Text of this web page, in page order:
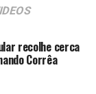
quando ele
de Londres
inglês com
uma excursão
recolhe cerca
Corrêa